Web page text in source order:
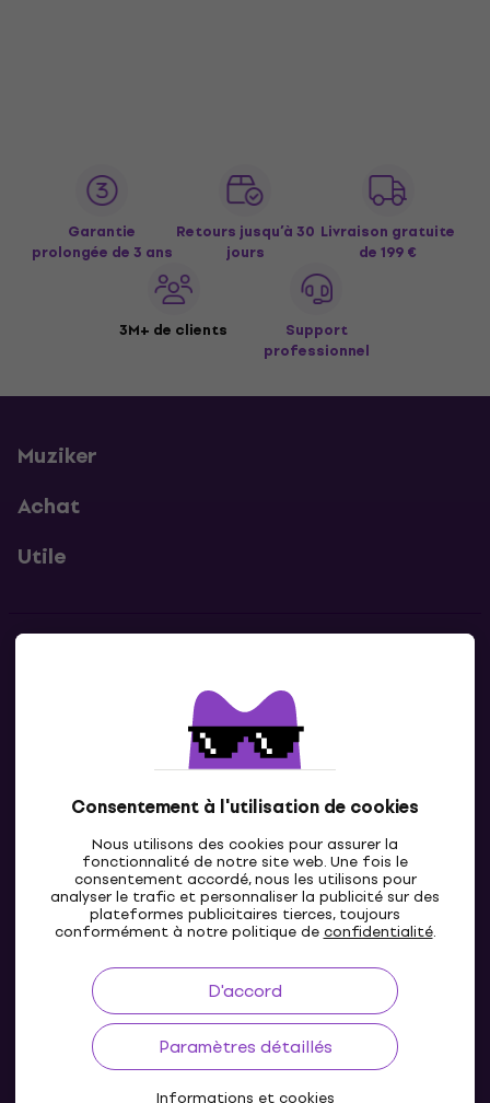
Consentement à l'utilisation de cookies
Nous utilisons des cookies pour assurer la
fonctionnalité de notre site web. Une fois le
consentement accordé, nous les utilisons pour
analyser le trafic et personnaliser la publicité sur des
plateformes publicitaires tierces, toujours
conformément à notre politique deconfidentialité.
D'accord
Paramètres détaillés
Informations et cookies
Garantie
prolongée de 3 ans
Retours jusqu’à 30
jours
Livraison gratuite
de 199 €
3M+ de clients
Support
professionnel
Muziker
Achat
Utile
Contacte nous
LU